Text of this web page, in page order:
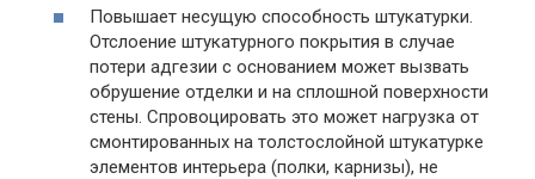
Повышает несущую способность штукатурки.
Отслоение штукатурного покрытия в случае
потери адгезии с основанием может вызвать
обрушение отделки и на сплошной поверхности
стены. Спровоцировать это может нагрузка от
смонтированных на толстослойной штукатурке
элементов интерьера (полки, карнизы), не